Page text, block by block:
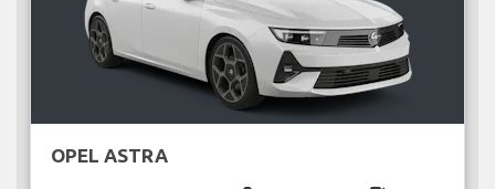
OPEL ASTRA